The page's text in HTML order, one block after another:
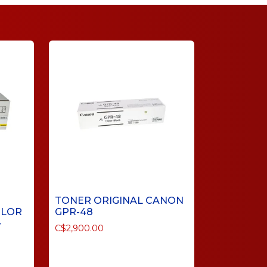
TONER ORIGINAL CANON
GPR-48
C$2,900.00